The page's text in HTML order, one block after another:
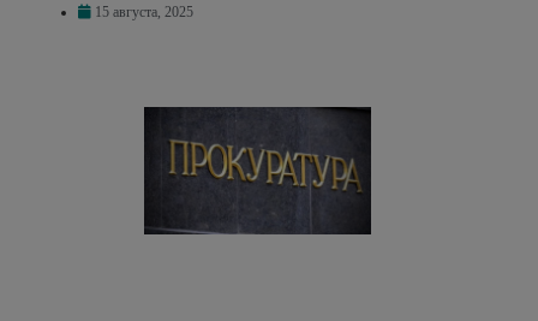
15 августа, 2025